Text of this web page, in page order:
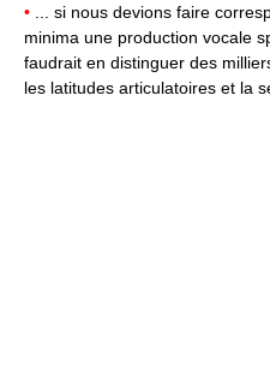
• ... si nous devions faire
minima une production vocale
faudrait en distinguer des
les latitudes articulatoires et la